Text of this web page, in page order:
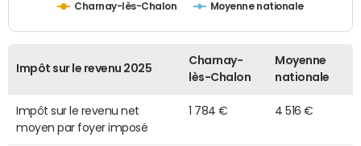
Charnay-lès-Chalon Moyenne nationale
Impôt sur le revenu 2025
Charnay-
lès-Chalon
Moyenne
nationale
Impôt sur le revenu net
moyen par foyer imposé
1 784 € 4 516 €